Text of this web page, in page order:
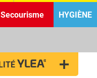
Secourisme HYGIÈNE